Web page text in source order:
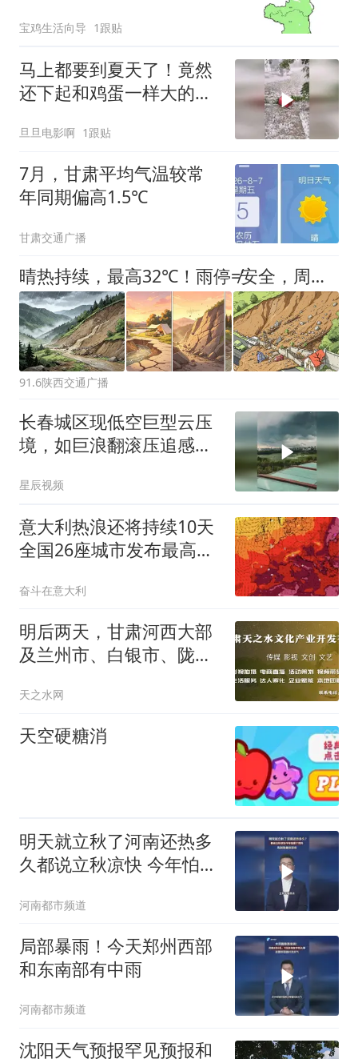
宝鸡生活向导 1跟贴
马上都要到夏天了！竟然
还下起和鸡蛋一样大的冰
旦旦电影啊 1跟贴
7月，甘肃平均气温较常
年同期偏高1.5℃
甘肃交通广播
晴热持续，最高32℃！雨停≠安全，周末非必要不进山！
91.6陕西交通广播
长春城区现低空巨型云压
境，如巨浪翻滚压追感十
星辰视频
意大利热浪还将持续10天
全国26座城市发布最高级
奋斗在意大利
明后两天，甘肃河西大部
及兰州市、白银市、陇南
上高温天气，其中酒泉市
西部有38℃以上高温天气
天之水网
天空硬糖消
明天就立秋了河南还热多
久都说立秋凉快 今年怕是
河南都市频道
局部暴雨！今天郑州西部
和东南部有中雨
河南都市频道
沈阳天气预报罕见预报和